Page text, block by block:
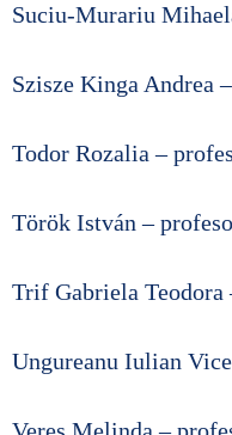
Suciu-Murariu
Szisze Kinga Andrea
Todor Rozalia –
Török István –
Trif Gabriela Teodora
Ungureanu Iulian